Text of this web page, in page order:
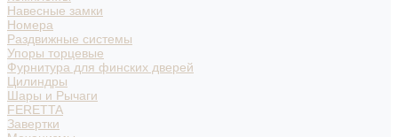
Навесные замки
Номера
Раздвижные системы
Упоры торцевые
Фурнитура для финских дверей
Цилиндры
Шары и Рычаги
FERETTA
Завертки